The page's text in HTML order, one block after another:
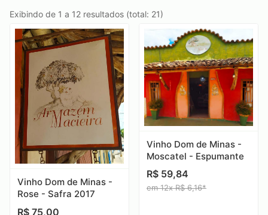
Exibindo de 1 a 12 resultados (total: 21)
Vinho Dom de Minas -
Rose - Safra 2017
R$ 75,00
Vinho Dom de Minas -
Moscatel - Espumante
R$ 59,84
em 12x R$ 6,16*